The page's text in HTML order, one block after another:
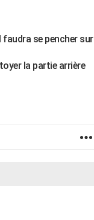
se pencher sur
la partie arrière